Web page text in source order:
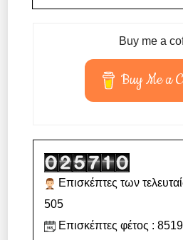
Buy me a
Buy Me a
Επισκέπτες των
505
Επισκέπτες φέτος : 8519